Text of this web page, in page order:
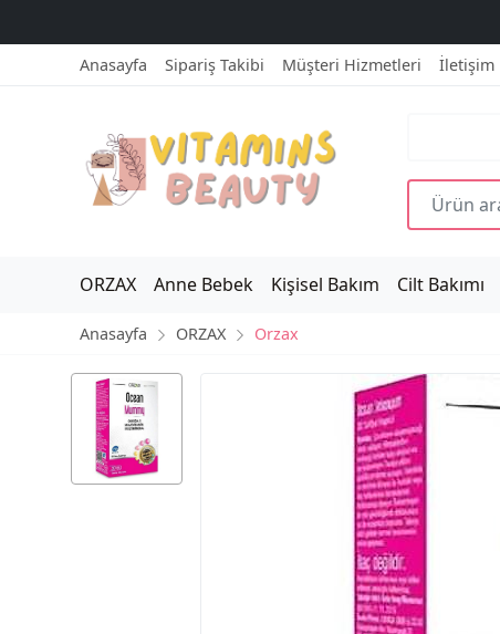
Anasayfa Sipariş Takibi Müşteri Hizmetleri İletişim
ORZAX Anne Bebek Kişisel Bakım Cilt Bakımı
Anasayfa ORZAX Orzax